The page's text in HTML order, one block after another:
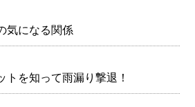
気になる関係
トを知って雨漏り撃退！